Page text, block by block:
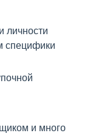
личности
специфики
и много